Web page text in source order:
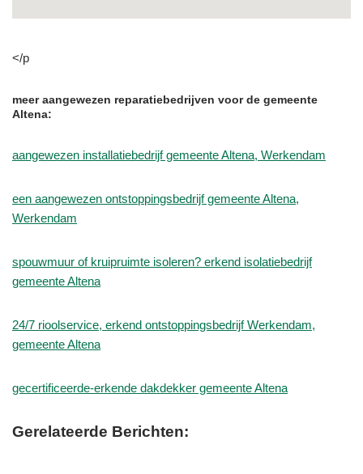
</p
meer aangewezen reparatiebedrijven voor de gemeente
Altena:
aangewezen installatiebedrijf gemeente Altena, Werkendam
een aangewezen ontstoppingsbedrijf gemeente Altena,
Werkendam
spouwmuur of kruipruimte isoleren? erkend isolatiebedrijf
gemeente Altena
24/7 rioolservice, erkend ontstoppingsbedrijf Werkendam,
gemeente Altena
gecertificeerde-erkende dakdekker gemeente Altena
Gerelateerde Berichten: